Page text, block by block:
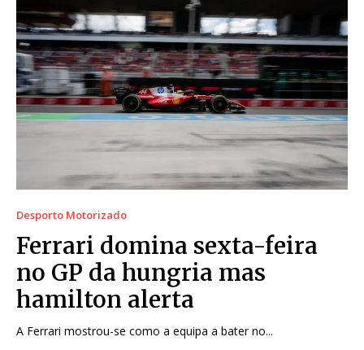
Desporto Motorizado
Ferrari domina sexta-feira
no GP da hungria mas
hamilton alerta
A Ferrari mostrou-se como a equipa a bater no...